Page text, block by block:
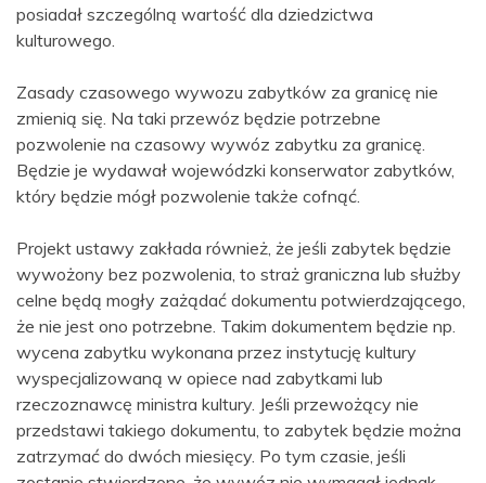
posiadał szczególną wartość dla dziedzictwa
kulturowego.
Zasady czasowego wywozu zabytków za granicę nie
zmienią się. Na taki przewóz będzie potrzebne
pozwolenie na czasowy wywóz zabytku za granicę.
Będzie je wydawał wojewódzki konserwator zabytków,
który będzie mógł pozwolenie także cofnąć.
Projekt ustawy zakłada również, że jeśli zabytek będzie
wywożony bez pozwolenia, to straż graniczna lub służby
celne będą mogły zażądać dokumentu potwierdzającego,
że nie jest ono potrzebne. Takim dokumentem będzie np.
wycena zabytku wykonana przez instytucję kultury
wyspecjalizowaną w opiece nad zabytkami lub
rzeczoznawcę ministra kultury. Jeśli przewożący nie
przedstawi takiego dokumentu, to zabytek będzie można
zatrzymać do dwóch miesięcy. Po tym czasie, jeśli